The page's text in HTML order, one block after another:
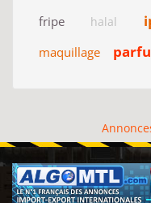
fripe
halal
maquillage